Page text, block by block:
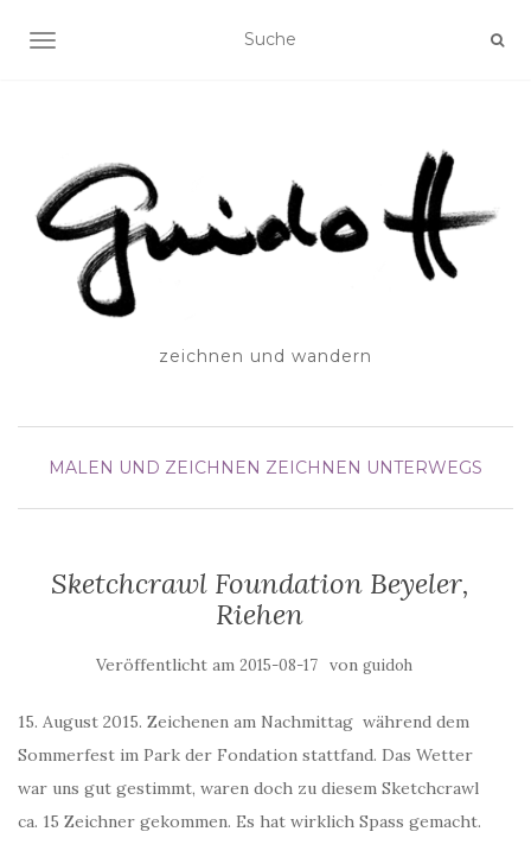
SCHALTE NAVIGATION
zeichnen und wandern
MALEN UND ZEICHNEN ZEICHNEN UNTERWEGS
Sketchcrawl Foundation Beyeler,
Riehen
Veröffentlicht am 2015-08-17 von guidoh
15. August 2015. Zeichenen am Nachmittag während dem
Sommerfest im Park der Fondation stattfand. Das Wetter
war uns gut gestimmt, waren doch zu diesem Sketchcrawl
ca. 15 Zeichner gekommen. Es hat wirklich Spass gemacht.